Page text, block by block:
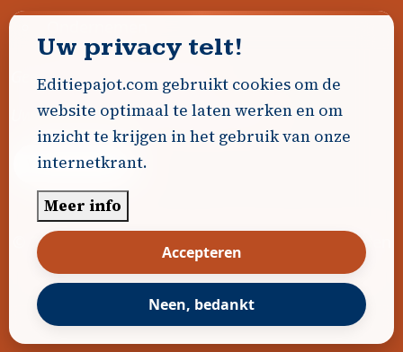
Geen advertenties gevonden.
Uw advertentie hier? Contacteer ons!
Word Partner!
© 2026 Editiepajot.com
Algemene voorwaarden
|Disclaimer Privacybeleid Cookiebeleid|
Gerealiseerd doorDavidHosse.net
Uw privacy telt!
Editiepajot.com gebruikt cookies om de
website optimaal te laten werken en om
inzicht te krijgen in het gebruik van onze
internetkrant.
Meer info
Accepteren
Neen, bedankt